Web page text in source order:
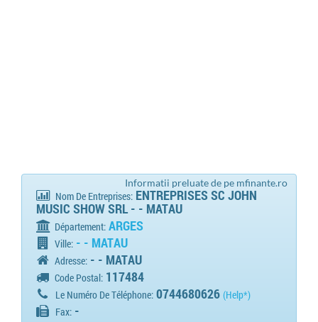
Informatii preluate de pe mfinante.ro
Nom De Entreprises: ENTREPRISES SC JOHN
MUSIC SHOW SRL - - MATAU
Département: ARGES
Ville: - - MATAU
Adresse: - - MATAU
Code Postal: 117484
Le Numéro De Téléphone: 0744680626(Help*)
Fax: -